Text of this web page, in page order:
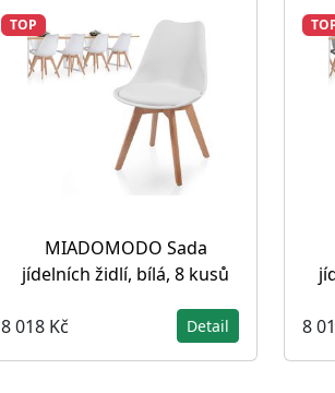
TOP
MIADOMODO Sada
jídelních židlí, bílá, 8 kusů
8 018 Kč Detail 8